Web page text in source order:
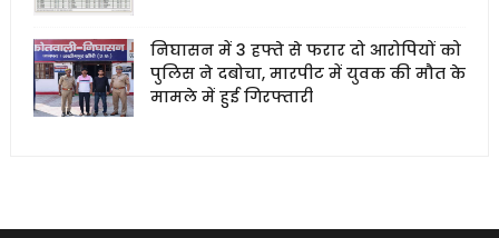
निघासन में 3 हफ्ते से फरार दो आरोपियों को
पुलिस ने दबोचा, मारपीट में युवक की मौत के
मामले में हुई गिरफ्तारी